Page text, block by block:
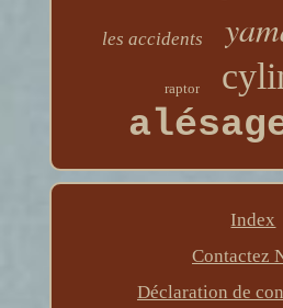
les accidents
raptor
Index
Contactez
Déclaration de